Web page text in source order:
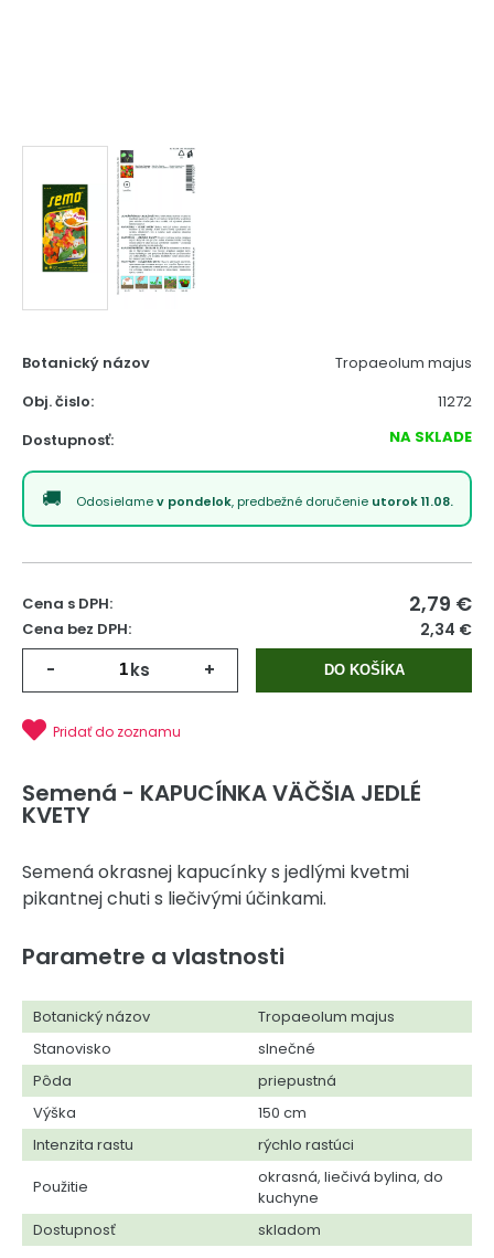
Botanický názov
Tropaeolum majus
Obj. čislo:
11272
Dostupnosť:
NA SKLADE
Odosielamev pondelok, predbežné doručenie utorok 11.08.
Cena s DPH: 2,79 €
Cena bez DPH: 2,34 €
- ks + DO KOŠÍKA
Pridať do zoznamu
Semená - KAPUCÍNKA VÄČŠIA JEDLÉ
KVETY
Semená okrasnej kapucínky s jedlými kvetmi
pikantnej chuti s liečivými účinkami.
Parametre a vlastnosti
Botanický názov
Tropaeolum majus
Stanovisko
slnečné
Pôda
priepustná
Výška
150 cm
Intenzita rastu
rýchlo rastúci
Použitie
okrasná, liečivá bylina, do
kuchyne
Dostupnosť
skladom